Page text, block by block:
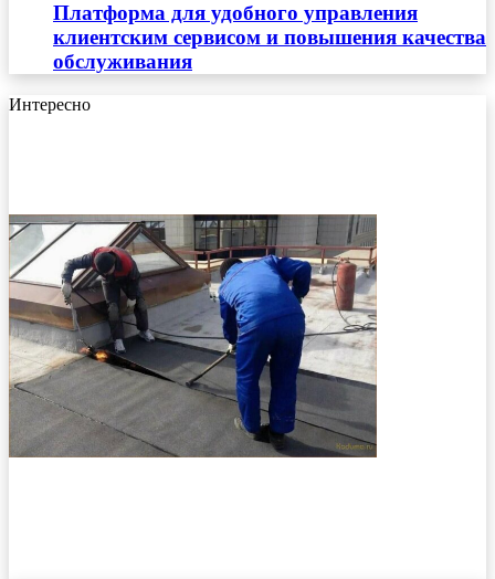
Платформа для удобного управления
клиентским сервисом и повышения качества
обслуживания
Интересно